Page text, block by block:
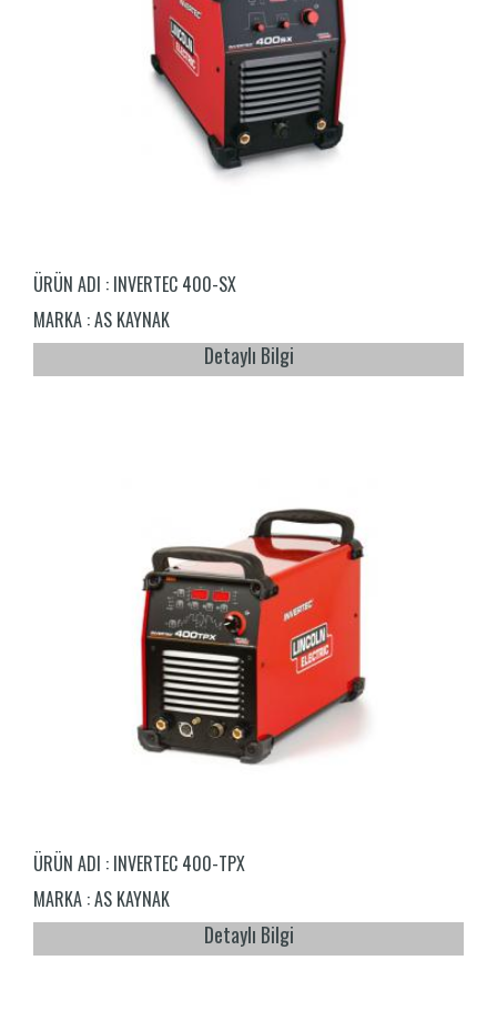
ÜRÜN ADI : INVERTEC 400-SX
MARKA :AS KAYNAK
Detaylı Bilgi
ÜRÜN ADI : INVERTEC 400-TPX
MARKA :AS KAYNAK
Detaylı Bilgi